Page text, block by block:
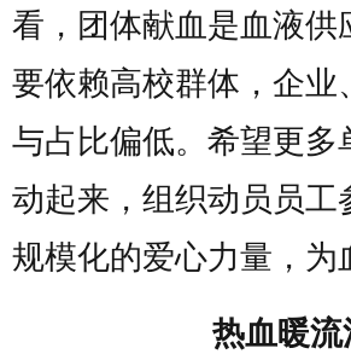
看，团体献血是血液供
要依赖高校群体，企
与占比偏低。希望更
动起来，组织动员员
规模化的爱心力量，
热血暖流